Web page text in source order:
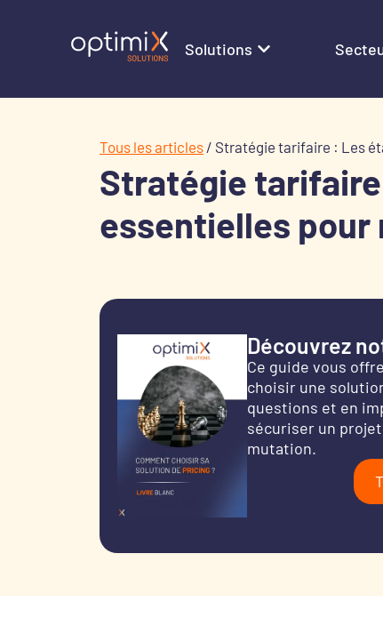
Solutions
Tous les articles / Stratégie tarifaire : Les
Stratégie
essentielles pour
Découvrez
Ce guide vous
choisir une
questions et en
sécuriser un
mutation.